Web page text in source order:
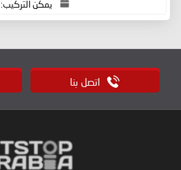
يمكن التركيب:
اتصل بنا